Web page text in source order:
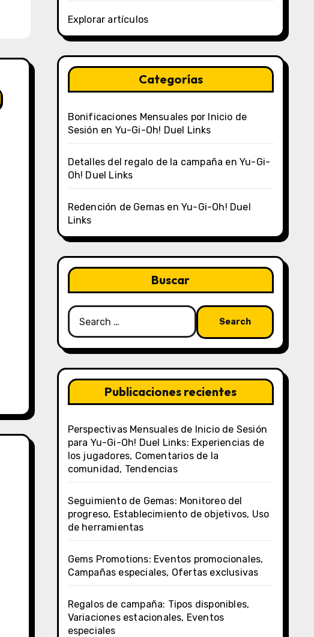
Explorar artículos
Categorías
Bonificaciones Mensuales por Inicio de
Sesión en Yu-Gi-Oh! Duel Links
Detalles del regalo de la campaña en Yu-Gi-
Oh! Duel Links
Redención de Gemas en Yu-Gi-Oh! Duel
Links
Buscar
Search
for:
Publicaciones recientes
Perspectivas Mensuales de Inicio de Sesión
para Yu-Gi-Oh! Duel Links: Experiencias de
los jugadores, Comentarios de la
comunidad, Tendencias
Seguimiento de Gemas: Monitoreo del
progreso, Establecimiento de objetivos, Uso
de herramientas
Gems Promotions: Eventos promocionales,
Campañas especiales, Ofertas exclusivas
Regalos de campaña: Tipos disponibles,
Variaciones estacionales, Eventos
especiales